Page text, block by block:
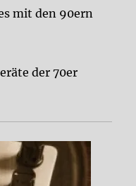
mit den 90ern
der 70er